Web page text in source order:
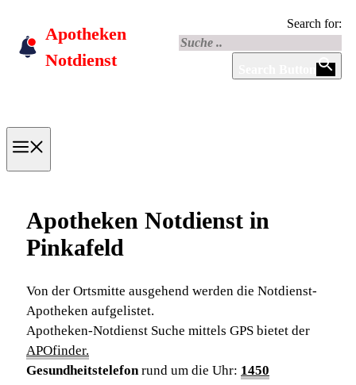
content
Apotheken
Notdienst
Search for:
Apotheken Notdienst in
Pinkafeld
Von der Ortsmitte ausgehend werden die Notdienst-
Apotheken aufgelistet.
Apotheken-Notdienst Suche mittels GPS bietet der
APOfinder.
Gesundheitstelefon rund um die Uhr: 1450